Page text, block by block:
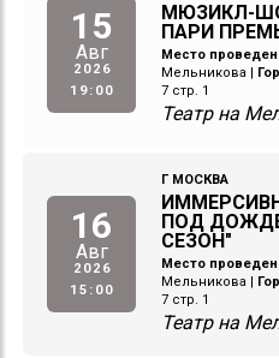
15
Авг
2026
19:00
МЮЗИКЛ-
ПАРИ
Место
Мельникова
7 стр. 1
Театр на
16
Авг
2026
15:00
Г МОСКВА
ПОД
СЕЗОН"
Место
Мельникова
7 стр. 1
Театр на